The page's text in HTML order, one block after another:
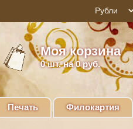
Моя корзина
0шт. на 0 руб.
Печать Филокартия